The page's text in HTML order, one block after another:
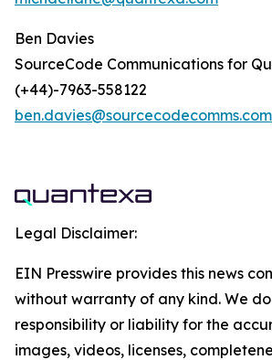
Ben Davies
SourceCode Communications for
(+44)-7963-558122
ben.davies@sourcecodecomms.com
Legal Disclaimer:
EIN Presswire provides this news
without warranty of any kind. We
responsibility or liability for the
images, videos, licenses,